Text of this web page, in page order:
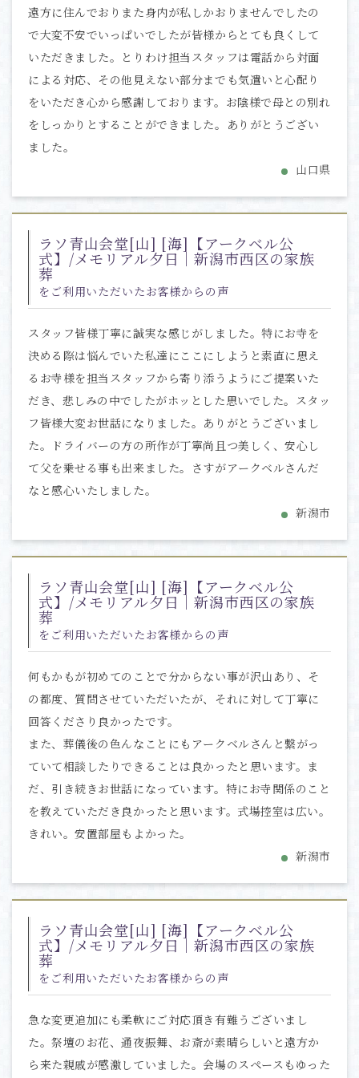
遠方に住んでおりまた身内が私しかおりませんでしたの
で大変不安でいっぱいでしたが皆様からとても良くして
いただきました。とりわけ担当スタッフは電話から対面
による対応、その他見えない部分までも気遣いと心配り
をいただき心から感謝しております。お陰様で母との別れ
をしっかりとすることができました。ありがとうござい
ました。
山口県
ラソ青山会堂[山] [海]【アークベル公
式】/メモリアル夕日｜新潟市西区の家族
葬
をご利用いただいたお客様からの声
スタッフ皆様丁寧に誠実な感じがしました。特にお寺を
決める際は悩んでいた私達にここにしようと素直に思え
るお寺様を担当スタッフから寄り添うようにご提案いた
だき、悲しみの中でしたがホッとした思いでした。スタッ
フ皆様大変お世話になりました。ありがとうございまし
た。ドライバーの方の所作が丁寧尚且つ美しく、安心し
て父を乗せる事も出来ました。さすがアークベルさんだ
なと感心いたしました。
新潟市
ラソ青山会堂[山] [海]【アークベル公
式】/メモリアル夕日｜新潟市西区の家族
葬
をご利用いただいたお客様からの声
何もかもが初めてのことで分からない事が沢山あり、そ
の都度、質問させていただいたが、それに対して丁寧に
回答くださり良かったです。
また、葬儀後の色んなことにもアークベルさんと繋がっ
ていて相談したりできることは良かったと思います。ま
だ、引き続きお世話になっています。特にお寺関係のこと
を教えていただき良かったと思います。式場控室は広い。
きれい。安置部屋もよかった。
新潟市
ラソ青山会堂[山] [海]【アークベル公
式】/メモリアル夕日｜新潟市西区の家族
葬
をご利用いただいたお客様からの声
急な変更追加にも柔軟にご対応頂き有難うございまし
た。祭壇のお花、通夜振舞、お斎が素晴らしいと遠方か
ら来た親戚が感激していました。会場のスペースもゆった